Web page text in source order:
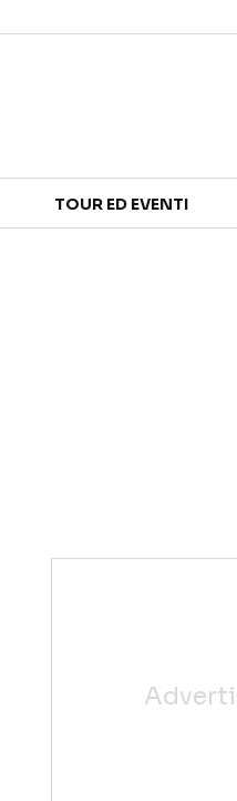
TOUR ED EVENTI